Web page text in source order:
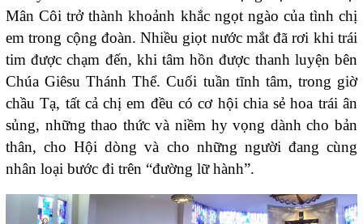
Mân Côi trở thành khoảnh khắc ngọt ngào của tình chị
em trong cộng đoàn. Nhiều giọt nước mắt đã rơi khi trái
tim được chạm đến, khi tâm hồn được thanh luyện bên
Chúa Giêsu Thánh Thể. Cuối tuần tĩnh tâm, trong giờ
chầu Tạ, tất cả chị em đều có cơ hội chia sẻ hoa trái ân
sủng, những thao thức và niềm hy vọng dành cho bản
thân, cho Hội dòng và cho những người đang cùng
nhân loại bước đi trên “đường lữ hành”.